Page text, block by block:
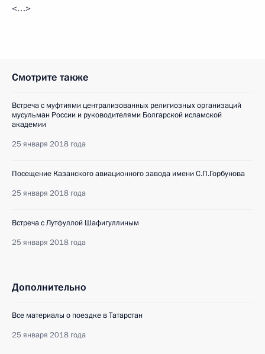
<…>
Смотрите также
Встреча с муфтиями централизованных религиозных организаций
мусульман России и руководителями Болгарской исламской
академии
25 января 2018 года
Посещение Казанского авиационного завода имени С.П.Горбунова
25 января 2018 года
Встреча с Лутфуллой Шафигуллиным
25 января 2018 года
Дополнительно
Все материалы о поездке в Татарстан
25 января 2018 года